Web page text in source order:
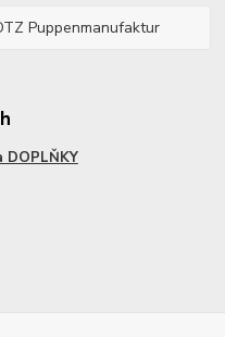
Puppenmanufaktur
DOPLŇKY